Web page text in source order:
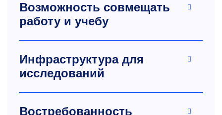
Возможность совмещать
работу и учебу
Инфраструктура для
исследований
Востребованность